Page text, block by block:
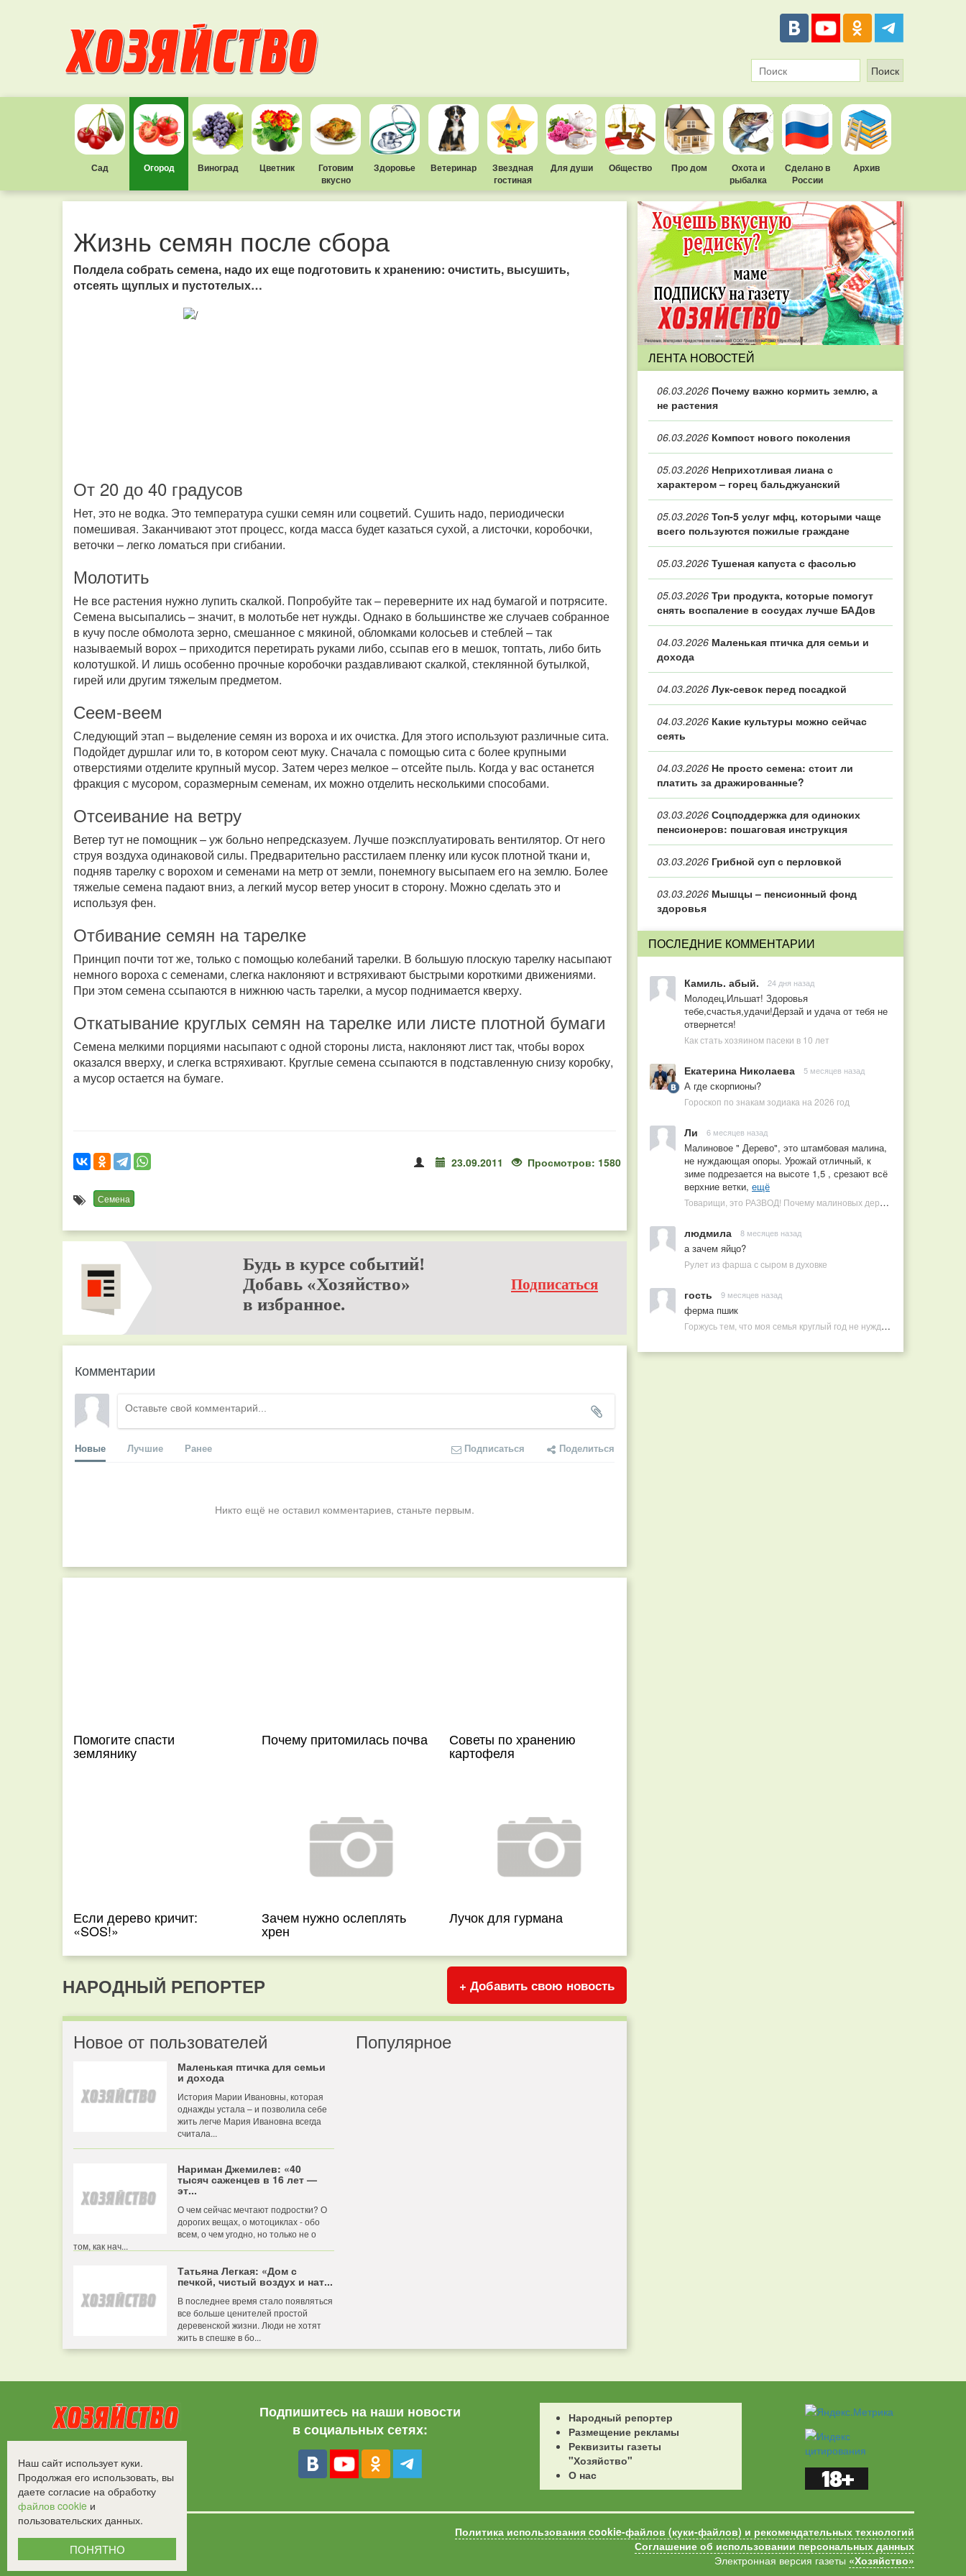
Сад Огород Виноград Цветник
Готовим
вкусно
Здоровье Ветеринар
Звездная
гостиная
Для души Общество Про дом
Охота и
рыбалка
Сделано в
России
Архив
Жизнь семян после сбора
Полдела собрать семена, надо их еще подготовить к хранению: очистить, высушить,
отсеять щуплых и пустотелых…
От 20 до 40 градусов
Нет, это не водка. Это температура сушки семян или соцветий. Сушить надо, периодически
помешивая. Заканчивают этот процесс, когда масса будет казаться сухой, а листочки, коробочки,
веточки – легко ломаться при сгибании.
Молотить
Не все растения нужно лупить скалкой. Попробуйте так – переверните их над бумагой и потрясите.
Семена высыпались – значит, в молотьбе нет нужды. Однако в большинстве же случаев собранное
в кучу после обмолота зерно, смешанное с мякиной, обломками колосьев и стеблей – так
называемый ворох – приходится перетирать руками либо, ссыпав его в мешок, топтать, либо бить
колотушкой. И лишь особенно прочные коробочки раздавливают скалкой, стеклянной бутылкой,
гирей или другим тяжелым предметом.
Сеем-веем
Следующий этап – выделение семян из вороха и их очистка. Для этого используют различные сита.
Подойдет дуршлаг или то, в котором сеют муку. Сначала с помощью сита с более крупными
отверстиями отделите крупный мусор. Затем через мелкое – отсейте пыль. Когда у вас останется
фракция с мусором, соразмерным семенам, их можно отделить несколькими способами.
Отсеивание на ветру
Ветер тут не помощник – уж больно непредсказуем. Лучше поэксплуатировать вентилятор. От него
струя воздуха одинаковой силы. Предварительно расстилаем пленку или кусок плотной ткани и,
подняв тарелку с ворохом и семенами на метр от земли, понемногу высыпаем его на землю. Более
тяжелые семена падают вниз, а легкий мусор ветер уносит в сторону. Можно сделать это и
используя фен.
Отбивание семян на тарелке
Принцип почти тот же, только с помощью колебаний тарелки. В большую плоскую тарелку насыпают
немного вороха с семенами, слегка наклоняют и встряхивают быстрыми короткими движениями.
При этом семена ссыпаются в нижнюю часть тарелки, а мусор поднимается кверху.
Откатывание круглых семян на тарелке или листе плотной бумаги
Семена мелкими порциями насыпают с одной стороны листа, наклоняют лист так, чтобы ворох
оказался вверху, и слегка встряхивают. Круглые семена ссыпаются в подставленную снизу коробку,
а мусор остается на бумаге.
23.09.2011 Просмотров: 1580
Семена
Будь в курсе событий!
Добавь «Хозяйство»
в избранное.
Подписаться
Комментарии
Новые Лучшие Ранее Подписаться Поделиться
Никто ещё не оставил комментариев, станьте первым.
Помогите спасти
землянику
Почему притомилась почва Советы по хранению
картофеля
Если дерево кричит:
«SOS!»
Зачем нужно ослеплять
хрен
Лучок для гурмана
НАРОДНЫЙ РЕПОРТЕР + Добавить свою новость
Новое от пользователей
Маленькая птичка для семьи
и дохода
История Марии Ивановны, которая
однажды устала – и позволила себе
жить легче Мария Ивановна всегда
считала...
Нариман Джемилев: «40
тысяч саженцев в 16 лет —
эт...
О чем сейчас мечтают подростки? О
дорогих вещах, о мотоциклах - обо
всем, о чем угодно, но только не о
том, как нач...
Татьяна Легкая: «Дом с
печкой, чистый воздух и нат...
В последнее время стало появляться
все больше ценителей простой
деревенской жизни. Люди не хотят
жить в спешке в бо...
Популярное
ЛЕНТА НОВОСТЕЙ
06.03.2026 Почему важно кормить землю, а
не растения
06.03.2026 Компост нового поколения
05.03.2026 Неприхотливая лиана с
характером – горец бальджуанский
05.03.2026 Топ‑5 услуг мфц, которыми чаще
всего пользуются пожилые граждане
05.03.2026 Тушеная капуста с фасолью
05.03.2026 Три продукта, которые помогут
снять воспаление в сосудах лучше БАДов
04.03.2026 Маленькая птичка для семьи и
дохода
04.03.2026 Лук-севок перед посадкой
04.03.2026 Какие культуры можно сейчас
сеять
04.03.2026 Не просто семена: стоит ли
платить за дражированные?
03.03.2026 Соцподдержка для одиноких
пенсионеров: пошаговая инструкция
03.03.2026 Грибной суп с перловкой
03.03.2026 Мышцы – пенсионный фонд
здоровья
ПОСЛЕДНИЕ КОММЕНТАРИИ
Камиль. абый. 24 дня назад
Молодец,Ильшат! Здоровья
тебе,счастья,удачи!Дерзай и удача от тебя не
отвернется!
Как стать хозяином пасеки в 10 лет
Екатерина Николаева 5 месяцев назад
А где скорпионы?
Гороскоп по знакам зодиака на 2026 год
Ли 6 месяцев назад
Малиновое " Дерево", это штамбовая малина,
не нуждающая опоры. Урожай отличный, к
зиме подрезается на высоте 1,5 , срезают всё
верхние ветки, ещё
Товарищи, это РАЗВОД! Почему малиновых деревьев не бывает, или Как ушлые продавцы наживаются на мечтах садоводов
людмила 8 месяцев назад
а зачем яйцо?
Рулет из фарша с сыром в духовке
гость 9 месяцев назад
ферма пшик
Горжусь тем, что моя семья круглый год не нуждается в покупных витаминах
Все права защищены.
©2008-2017 - "Хозяйство"
Подпишитесь на наши новости
в социальных сетях:
Народный репортер
Размещение рекламы
Реквизиты газеты
"Хозяйство"
О нас
Политика использования cookie-файлов (куки-файлов) и рекомендательных технологий
Соглашение об использовании персональных данных
Электронная версия газеты «Хозяйство»
Наш сайт использует куки.
Продолжая его использовать, вы
даете согласие на обработку
файлов cookie и
пользовательских данных.
ПОНЯТНО